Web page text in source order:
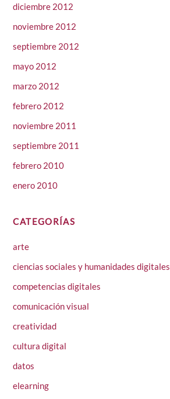
diciembre 2012
noviembre 2012
septiembre 2012
mayo 2012
marzo 2012
febrero 2012
noviembre 2011
septiembre 2011
febrero 2010
enero 2010
CATEGORÍAS
arte
ciencias sociales y humanidades digitales
competencias digitales
comunicación visual
creatividad
cultura digital
datos
elearning